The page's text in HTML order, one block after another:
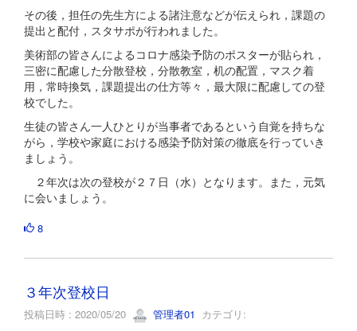
その後，担任の先生方による諸注意などが伝えられ，課題の
提出と配付，スタサポが行われました。
美術部の皆さんによるコロナ感染予防のポスターが貼られ，
三密に配慮した分散登校，分散教室，机の配置，マスク着
用，常時換気，課題提出の仕方等々，最大限に配慮しての登
校でした。
生徒の皆さん一人ひとりが当事者であるという自覚を持ちな
がら，学校や家庭における感染予防対策の徹底を行っていき
ましょう。
２年次は次の登校が２７日（水）となります。また，元気
に会いましょう。
8
３年次登校日
投稿日時 : 2020/05/20 管理者01 カテゴリ: